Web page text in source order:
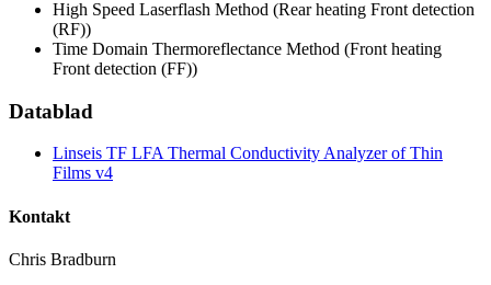
High Speed Laserflash Method (Rear heating Front detection
(RF))
Time Domain Thermoreflectance Method (Front heating
Front detection (FF))
Datablad
Linseis TF LFA Thermal Conductivity Analyzer of Thin
Films v4
Kontakt
Chris Bradburn